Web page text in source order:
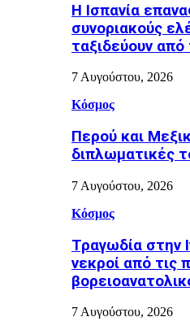
H Ισπανία
συνοριακούς
ταξιδεύουν από
7 Αυγούστου, 2026
Κόσμος
Περού και
διπλωματικές
7 Αυγούστου, 2026
Κόσμος
Τραγωδία στην
νεκροί από τις
7 Αυγούστου, 2026